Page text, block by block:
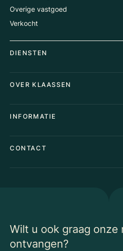
Overige vastgoed
Verkocht
DIENSTEN
Aankoopopdracht
Stille verkoop
Taxaties
Advies
OVER KLAASSEN
Waarom Klaassen
Vacatures
Algemene voorwaarden
INFORMATIE
Vergunningen
CONTACT
Wilt u ook graag
ontvangen?